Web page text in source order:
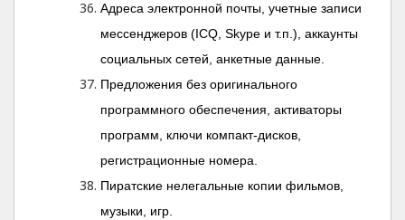
Адреса электронной почты, учетные записи
мессенджеров (ICQ, Skype и т.п.), аккаунты
социальных сетей, анкетные данные.
Предложения без оригинального
программного обеспечения, активаторы
программ, ключи компакт-дисков,
регистрационные номера.
Пиратские нелегальные копии фильмов,
музыки, игр.